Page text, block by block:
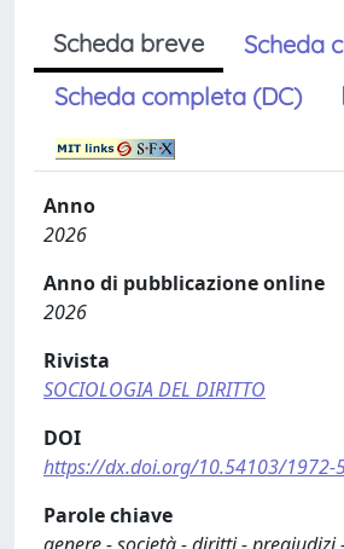
Scheda breve
Scheda
Scheda completa (DC)
Anno
2026
Anno di pubblicazione online
2026
Rivista
SOCIOLOGIA DEL DIRITTO
DOI
https://dx.doi.org/10.54103/1972-
Parole chiave